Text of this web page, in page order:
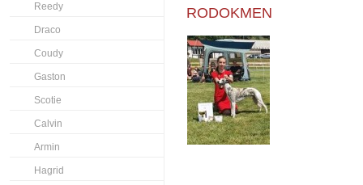
RODOKMEN
Reedy
Draco
Coudy
Gaston
Scotie
Calvin
Armin
Hagrid